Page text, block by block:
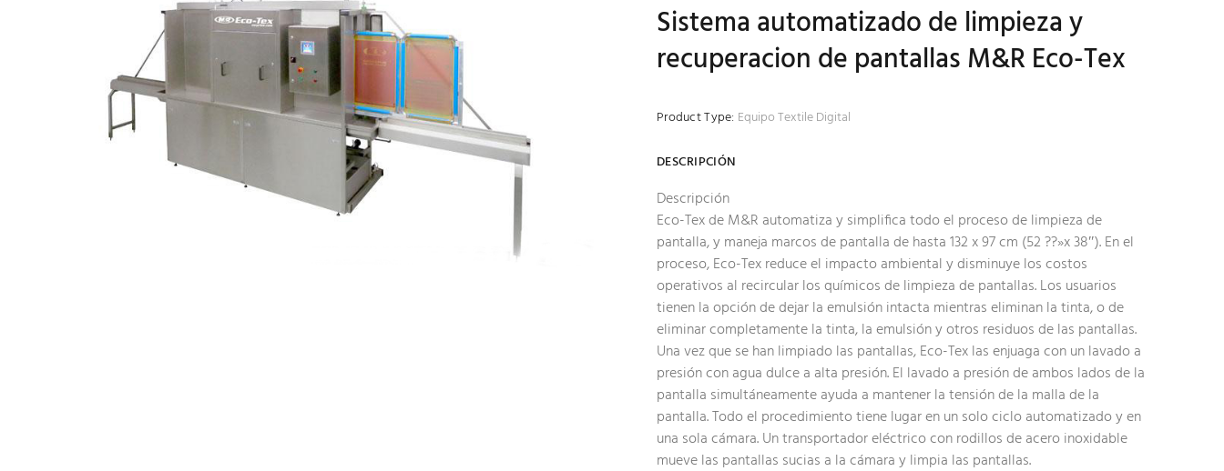
Sistema automatizado de limpieza y
recuperacion de pantallas M&R Eco-Tex
Product Type: Equipo Textile Digital
DESCRIPCIÓN
Descripción
Eco-Tex de M&R automatiza y simplifica todo el proceso de limpieza de
pantalla, y maneja marcos de pantalla de hasta 132 x 97 cm (52 ??»x 38″). En el
proceso, Eco-Tex reduce el impacto ambiental y disminuye los costos
operativos al recircular los químicos de limpieza de pantallas. Los usuarios
tienen la opción de dejar la emulsión intacta mientras eliminan la tinta, o de
eliminar completamente la tinta, la emulsión y otros residuos de las pantallas.
Una vez que se han limpiado las pantallas, Eco-Tex las enjuaga con un lavado a
presión con agua dulce a alta presión. El lavado a presión de ambos lados de la
pantalla simultáneamente ayuda a mantener la tensión de la malla de la
pantalla. Todo el procedimiento tiene lugar en un solo ciclo automatizado y en
una sola cámara. Un transportador eléctrico con rodillos de acero inoxidable
mueve las pantallas sucias a la cámara y limpia las pantallas.